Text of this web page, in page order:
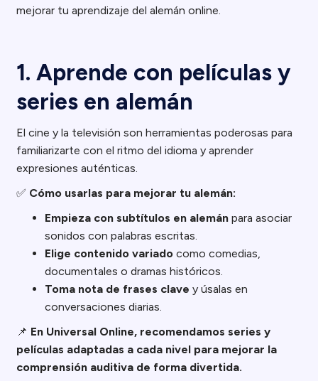
mejorar tu aprendizaje del alemán online.
1. Aprende con películas y
series en alemán
El cine y la televisión son herramientas poderosas para
familiarizarte con el ritmo del idioma y aprender
expresiones auténticas.
✅ Cómo usarlas para mejorar tu alemán:
Empieza con subtítulos en alemán para asociar
sonidos con palabras escritas.
Elige contenido variado como comedias,
documentales o dramas históricos.
Toma nota de frases clave y úsalas en
conversaciones diarias.
📌 En Universal Online, recomendamos series y
películas adaptadas a cada nivel para mejorar la
comprensión auditiva de forma divertida.